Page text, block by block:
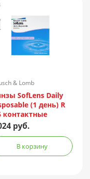
& Lomb
SofLens Daily
(1 день) R
контактные
корриг. -1,50
руб.
В корзину